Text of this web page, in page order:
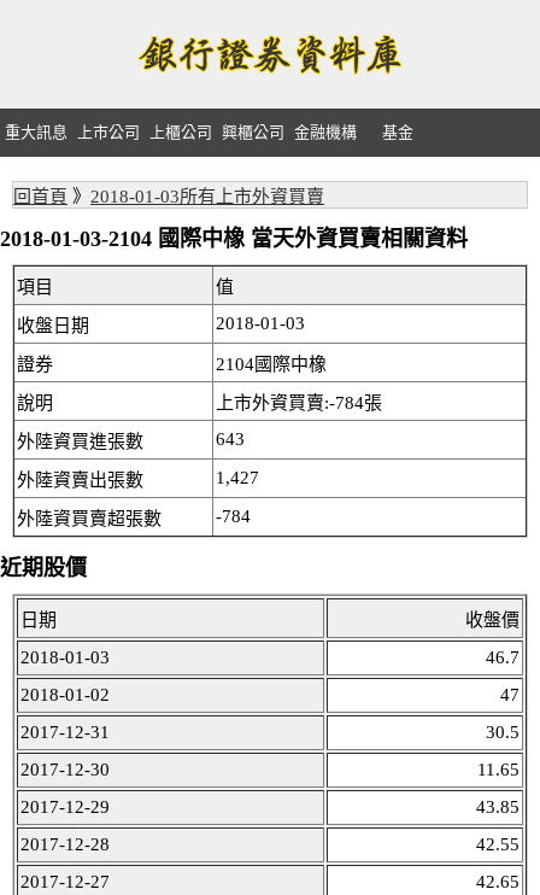
重大訊息 上市公司 上櫃公司 興櫃公司 金融機構 基金
回首頁 》 2018-01-03所有上市外資買賣
2018-01-03-2104 國際中橡 當天外資買賣相關資料
項目
值
收盤日期
2018-01-03
證券
2104國際中橡
說明
上市外資買賣:-784張
外陸資買進張數
643
外陸資賣出張數 1,427
外陸資買賣超張數 -784
近期股價
日期
收盤價
2018-01-03
46.7
2018-01-02
47
2017-12-31
30.5
2017-12-30
11.65
2017-12-29
43.85
2017-12-28
42.55
2017-12-27
42.65